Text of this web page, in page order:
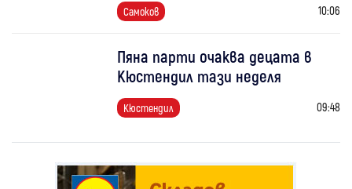
Самоков 10:06
Пяна парти очаква децата в
Кюстендил тази неделя
Кюстендил 09:48